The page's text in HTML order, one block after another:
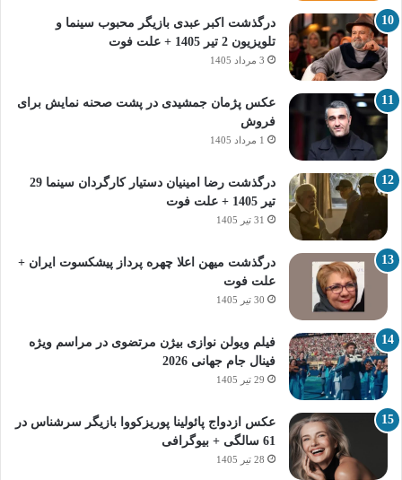
درگذشت اکبر عبدی بازیگر محبوب سینما و
تلویزیون 2 تیر 1405 + علت فوت
3 مرداد 1405
عکس پژمان جمشیدی در پشت صحنه نمایش برای
فروش
1 مرداد 1405
درگذشت رضا امینیان دستیار کارگردان سینما 29
تیر 1405 + علت فوت
31 تیر 1405
درگذشت میهن اعلا چهره پرداز پیشکسوت ایران +
علت فوت
30 تیر 1405
فیلم ویولن نوازی بیژن مرتضوی در مراسم ویژه
فینال جام جهانی 2026
29 تیر 1405
عکس ازدواج پائولینا پوریزکووا بازیگر سرشناس در
61 سالگی + بیوگرافی
28 تیر 1405